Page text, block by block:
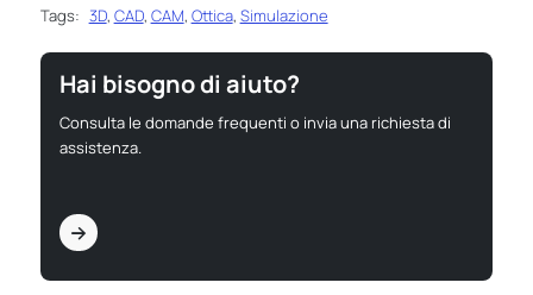
Tags: 3D, CAD, CAM, Ottica, Simulazione
Hai bisogno di aiuto?
Consulta le domande frequenti o invia una richiesta di
assistenza.